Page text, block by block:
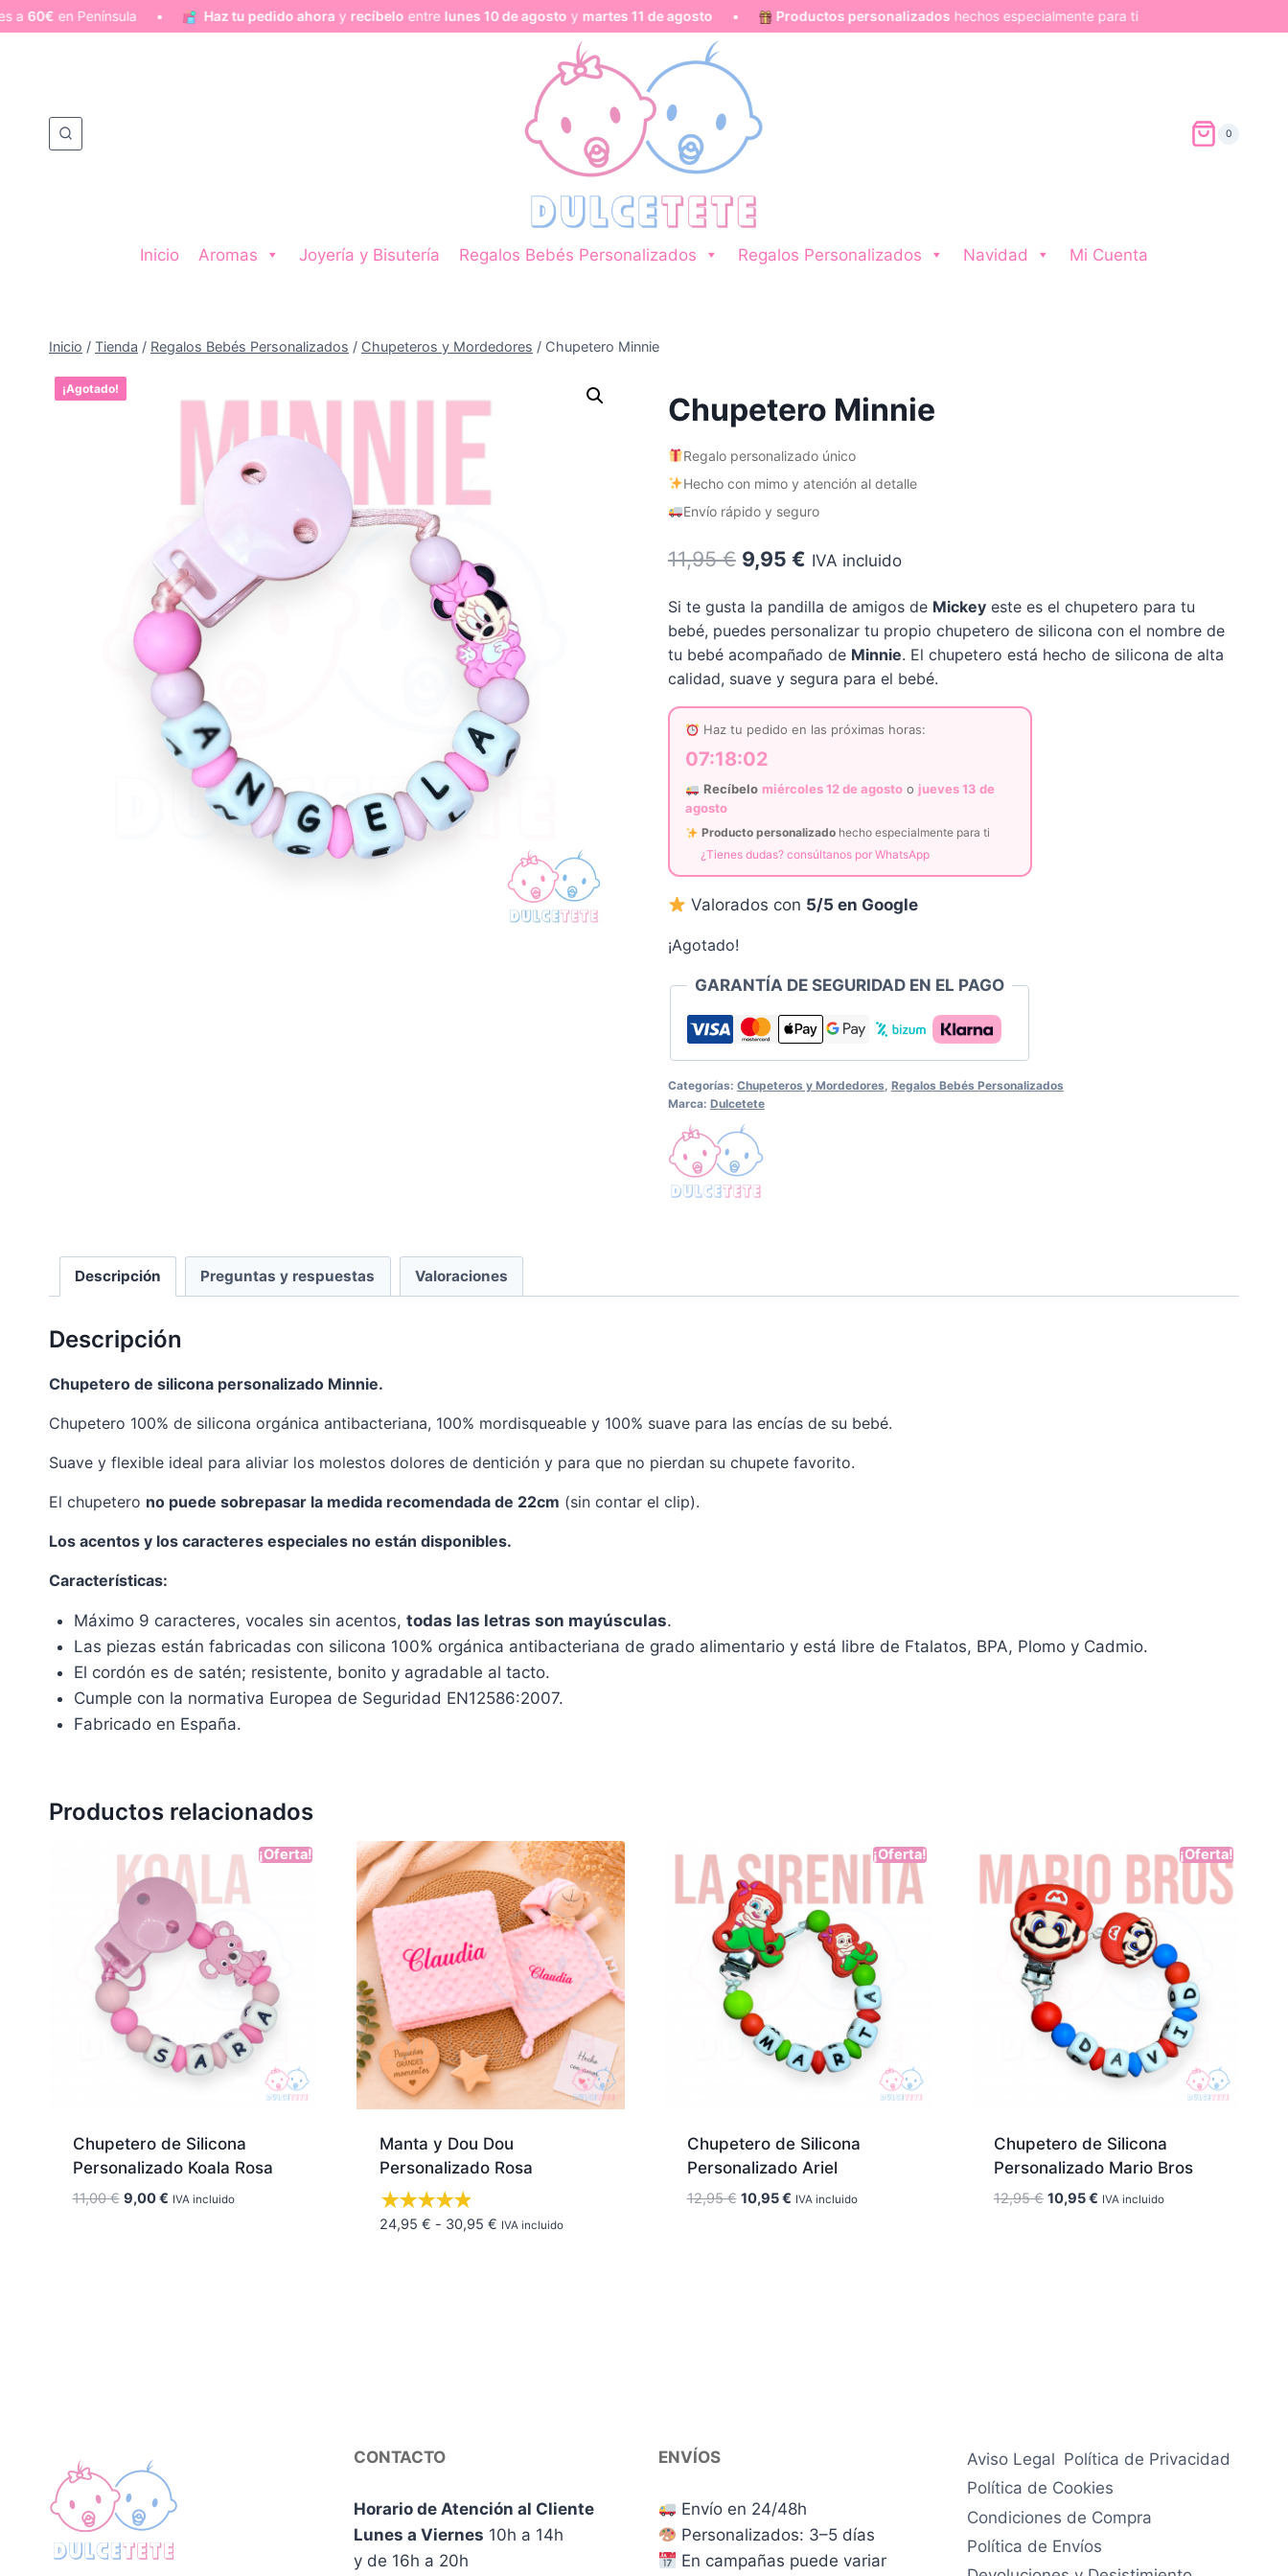
Península • Haz tu pedido ahorayrecíbeloentrelunes 10 de agostoymartes 11 de agosto• Productos personalizadoshechos especialmente para ti
0
Inicio Aromas Joyería y Bisutería Regalos Bebés Personalizados Regalos Personalizados Navidad Mi Cuenta
Inicio / Tienda / Regalos Bebés Personalizados / Chupeteros y Mordedores / Chupetero Minnie
¡Oferta!
¡Agotado!
Chupetero Minnie
Regalo personalizado único
Hecho con mimo y atención al detalle
Envío rápido y seguro
11,95€ El
original
era:
11,95 €.
9,95 €El
actual
es:
9,95 €.
IVA incluido
Si te gusta la pandilla de amigos de Mickeyeste es el chupetero para tu
bebé, puedes personalizar tu propio chupetero de silicona con el nombre de
tu bebé acompañado de Minnie. El chupetero está hecho de silicona de alta
calidad, suave y segura para el bebé.
Haz tu pedido en las próximas horas:
07:18:01
Recíbelo miércoles 12 de agostoo jueves 13 de
agosto
Producto personalizadohecho especialmente para ti
¿Tienes dudas? consúltanos por WhatsApp
Valorados con 5/5 en Google
¡Agotado!
GARANTÍA DE SEGURIDAD EN EL PAGO
Categorías: Chupeteros y Mordedores, Regalos Bebés Personalizados
Marca: Dulcetete
Descripción Preguntas y respuestas Valoraciones
Descripción
Chupetero de silicona personalizado Minnie.
Chupetero 100% de silicona orgánica antibacteriana, 100% mordisqueable y 100% suave para las encías de su bebé.
Suave y flexible ideal para aliviar los molestos dolores de dentición y para que no pierdan su chupete favorito.
El chupetero no puede sobrepasar la medida recomendada de 22cm (sin contar el clip).
Los acentos y los caracteres especiales no están disponibles.
Características:
Máximo 9 caracteres, vocales sin acentos, todas las letras son mayúsculas.
Las piezas están fabricadas con silicona 100% orgánica antibacteriana de grado alimentario y está libre de Ftalatos, BPA, Plomo y Cadmio.
El cordón es de satén; resistente, bonito y agradable al tacto.
Cumple con la normativa Europea de Seguridad EN12586:2007.
Fabricado en España.
Productos relacionados
¡Oferta!
Chupetero de Silicona
Personalizado Koala Rosa
11,00€ El
9,00€ElIVA incluido
Manta y Dou Dou
Personalizado Rosa
24,95 € - 30,95 € Rango
IVA incluido
¡Oferta!
Chupetero de Silicona
Personalizado Ariel
12,95€ El
10,95€ElIVA incluido
¡Oferta!
Chupetero de Silicona
Personalizado Mario Bros
12,95€ El
10,95€ El
IVA incluido
CONTACTO
Horario de Atención al Cliente
Lunes a Viernes 10h a 14h
y de 16h a 20h
ENVÍOS
Envío en 24/48h
Personalizados: 3–5 días
En campañas puede variar
Aviso Legal Política de Privacidad
Política de Cookies
Condiciones de Compra
Política de Envíos